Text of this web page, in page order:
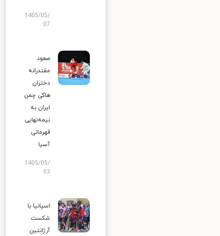
1405/05/
07
صعود
مقتدرانه
دختران
هاکی چمن
ایران به
نیمه‌نهایی
قهرمانی
آسیا
1405/05/
03
اسپانیا با
شکست
آرژانتین